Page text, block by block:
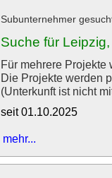
Subunternehmer
Suche für
Für mehrere Projekte
Die Projekte werden
(Unterkunft ist nicht
seit 01.10.2025
mehr...